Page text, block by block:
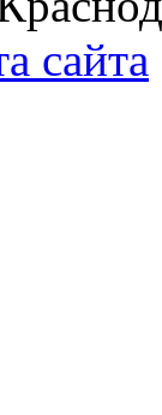
сайта